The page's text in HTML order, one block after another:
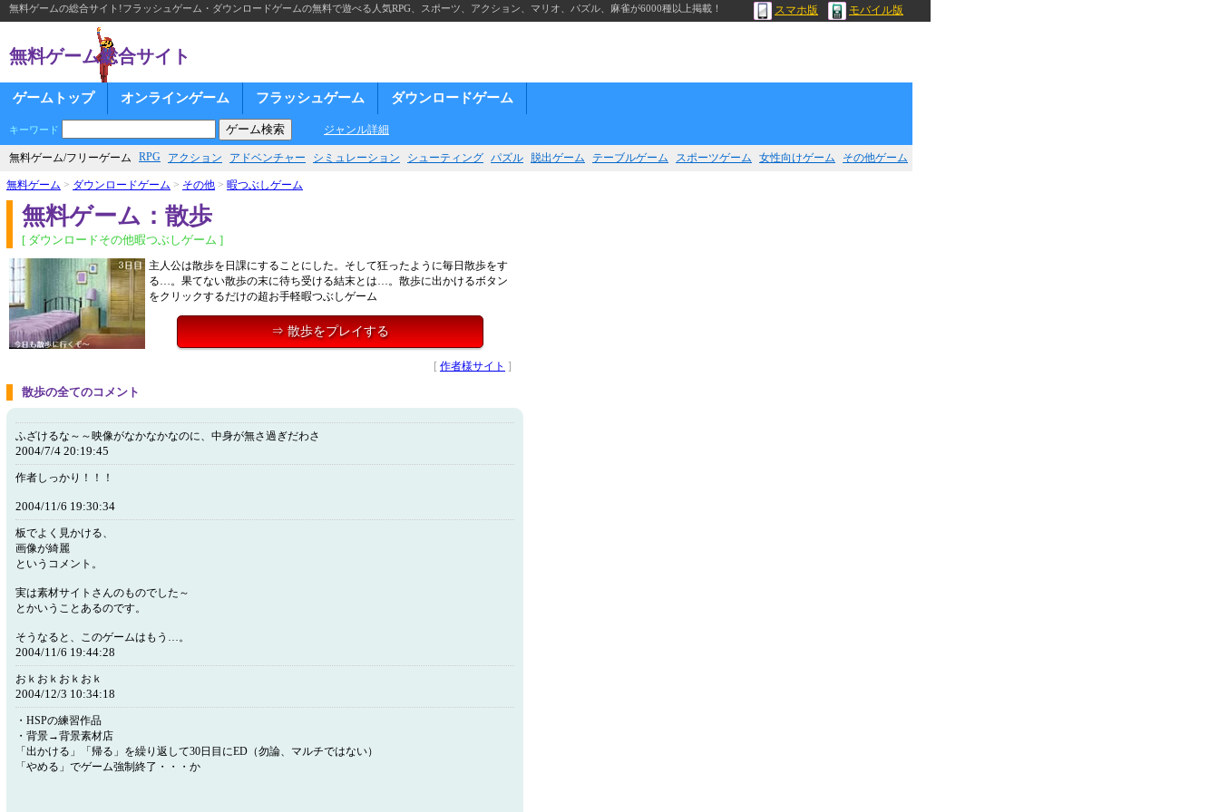
無料ゲームの総合サイト!フラッシュゲーム・ダウンロードゲームの無料で遊べる人気RPG、スポーツ、アクション、マリオ、パズル、麻雀が6000種以上掲載！ スマホ版 モバイル版
無料ゲーム総合サイト
ゲームトップ オンラインゲーム フラッシュゲーム ダウンロードゲーム
キーワード ジャンル詳細
無料ゲーム/フリーゲーム RPG アクション アドベンチャー シミュレーション シューティング パズル 脱出ゲーム テーブルゲーム スポーツゲーム 女性向けゲーム その他ゲーム
無料ゲーム > ダウンロードゲーム > その他 > 暇つぶしゲーム
無料ゲーム：散歩
[ ダウンロードその他暇つぶしゲーム ]
主人公は散歩を日課にすることにした。そして狂ったように毎日散歩をす
る…。果てない散歩の末に待ち受ける結末とは…。散歩に出かけるボタン
をクリックするだけの超お手軽暇つぶしゲーム
⇒ 散歩をプレイする
[ 作者様サイト ]
散歩の全てのコメント
ふざけるな～～映像がなかなかなのに、中身が無さ過ぎだわさ
2004/7/4 20:19:45
作者しっかり！！！
2004/11/6 19:30:34
板でよく見かける、
画像が綺麗
というコメント。
実は素材サイトさんのものでした～
とかいうことあるのです。
そうなると、このゲームはもう…。
2004/11/6 19:44:28
おｋおｋおｋおｋ
2004/12/3 10:34:18
・HSPの練習作品
・背景→背景素材店
「出かける」「帰る」を繰り返して30日目にED（勿論、マルチではない）
「やめる」でゲーム強制終了・・・か